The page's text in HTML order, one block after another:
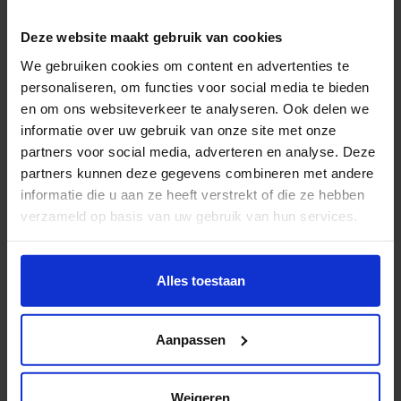
Deze website maakt gebruik van cookies
We gebruiken cookies om content en advertenties te
personaliseren, om functies voor social media te bieden
en om ons websiteverkeer te analyseren. Ook delen we
informatie over uw gebruik van onze site met onze
partners voor social media, adverteren en analyse. Deze
partners kunnen deze gegevens combineren met andere
informatie die u aan ze heeft verstrekt of die ze hebben
verzameld op basis van uw gebruik van hun services.
Wil je meer weten of de voorkeur aanpassen, bekijk dan
https://www.hku.nl/privacy-statement-en-
Alles toestaan
Aanpassen
Weigeren
1M2 Collective
Rik Grevink - Graphic Design
Design Perron Graduates 2025
Station Area, Fuutlaan 12E
Judith Spil – HKU Product Design (makers-collectief
'De Makersmarkt')
Bowen de Boer – HKU Product Design (makers-
Fenna Hofstede – HKU Product Design
Lydia Nieuwmeijer – HKU Product Design
Lotte Raida – HKU Product Design
Job van der Bent – HKU Product Design